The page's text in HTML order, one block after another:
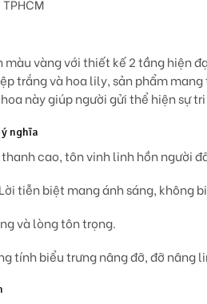
màu vàngvới thiết kế 2 tầng hiện
trắng và hoa lily, sản phẩm
này giúp người gửi thể hiện sự
nghĩa
thanh cao, tôn vinh linh hồn người
Lời tiễn biệt mang ánh sáng, không
và lòng tôn trọng.
tính biểu trưng nâng đỡ, đỡ nâng